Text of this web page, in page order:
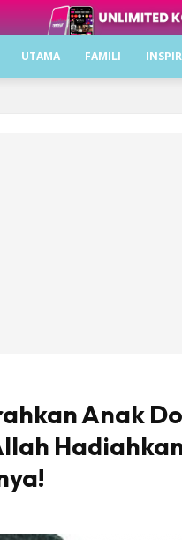
UTAMA FAMILI
Anak